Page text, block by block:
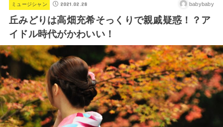
ミュージシャン 2021.02.28 babybaby
丘みどりは高畑充希そっくりで親戚疑惑！？ア
イドル時代がかわいい！